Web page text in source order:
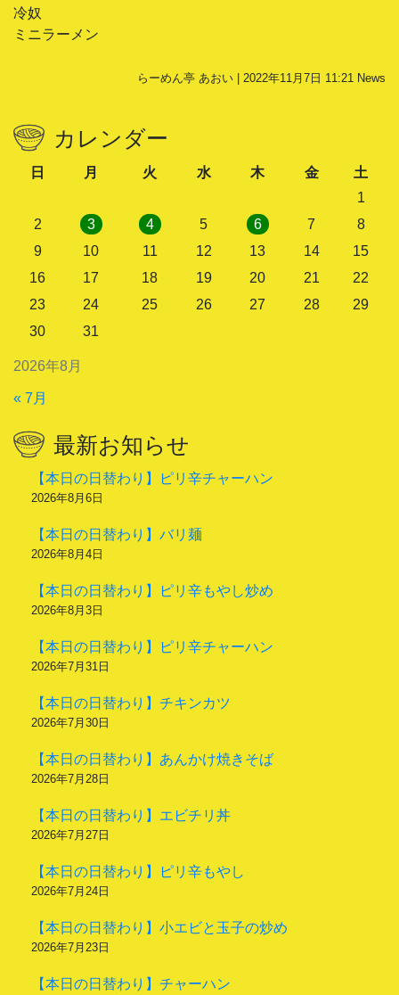
冷奴
ミニラーメン
らーめん亭 あおい | 2022年11月7日 11:21 News
カレンダー
2026年8月
日 月 火 水 木 金
土
1
2
3 4 5 6 7
8
9
10 11 12 13 14
15
16
17 18 19 20 21
22
23
24 25 26 27 28
29
30
31
« 7月
最新お知らせ
【本日の日替わり】ピリ辛チャーハン
2026年8月6日
【本日の日替わり】バリ麺
2026年8月4日
【本日の日替わり】ピリ辛もやし炒め
2026年8月3日
【本日の日替わり】ピリ辛チャーハン
2026年7月31日
【本日の日替わり】チキンカツ
2026年7月30日
【本日の日替わり】あんかけ焼きそば
2026年7月28日
【本日の日替わり】エビチリ丼
2026年7月27日
【本日の日替わり】ピリ辛もやし
2026年7月24日
【本日の日替わり】小エビと玉子の炒め
2026年7月23日
【本日の日替わり】チャーハン